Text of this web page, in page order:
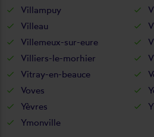
Villampuy
Villeau
Villemeux-sur-eure
Villiers-le-morhier
Vitray-en-beauce
Voves
Yèvres
Ymonville